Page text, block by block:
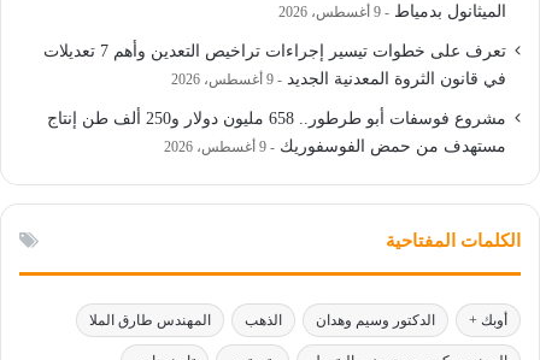
الميثانول بدمياط
9 أغسطس، 2026
تعرف على خطوات تيسير إجراءات تراخيص التعدين وأهم 7 تعديلات
في قانون الثروة المعدنية الجديد
9 أغسطس، 2026
مشروع فوسفات أبو طرطور.. 658 مليون دولار و250 ألف طن إنتاج
مستهدف من حمض الفوسفوريك
9 أغسطس، 2026
الكلمات المفتاحية
أوبك + الدكتور وسيم وهدان الذهب المهندس طارق الملا